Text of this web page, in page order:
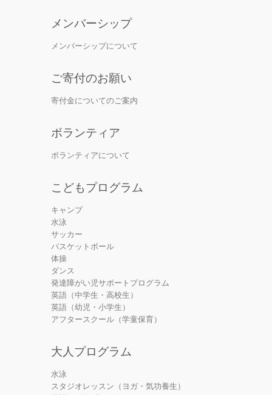
メンバーシップ
メンバーシップについて
ご寄付のお願い
寄付金についてのご案内
ボランティア
ボランティアについて
こどもプログラム
キャンプ
水泳
サッカー
バスケットボール
体操
ダンス
発達障がい児サポートプログラム
英語（中学生・高校生）
英語（幼児・小学生）
アフタースクール（学童保育）
大人プログラム
水泳
スタジオレッスン（ヨガ・気功養生）